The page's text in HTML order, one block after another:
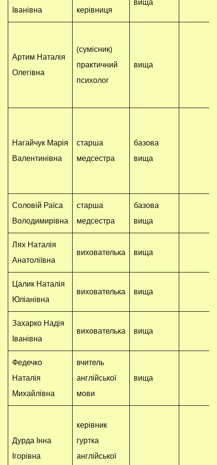
Іванівна
керівниця
Артим Наталія
Олегівна
(сумісник)
практичний
психолог
вища
Нагайчук Марія
Валентинівна
старша
медсестра
базова
вища
Соловій Раїса
Володимирівна
старша
медсестра
базова
вища
Лях Наталія
Анатоліївна
вихователька вища
Цалик Наталія
Юліанівна
вихователька вища
Захарко Надія
Іванівна
вихователька вища
Федечко
Наталія
Михайлівна
вчитель
англійської
мови
вища
Дурда Інна
Ігорівна
керівник
гуртка
англійської